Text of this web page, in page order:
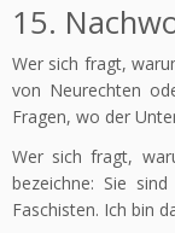
15.
Wer sich fragt,
von Neurechten
Fragen, wo der
Wer sich fragt,
bezeichne: Sie
Faschisten. Ich bin